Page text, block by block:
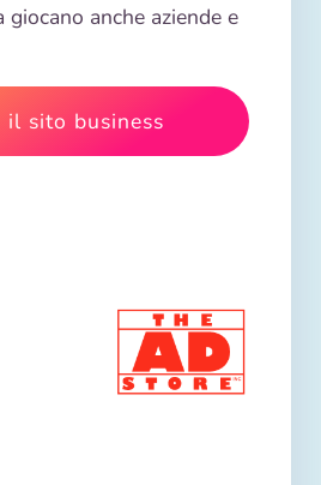
anche aziende e
il sito business